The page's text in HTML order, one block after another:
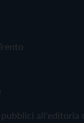
all'editoria